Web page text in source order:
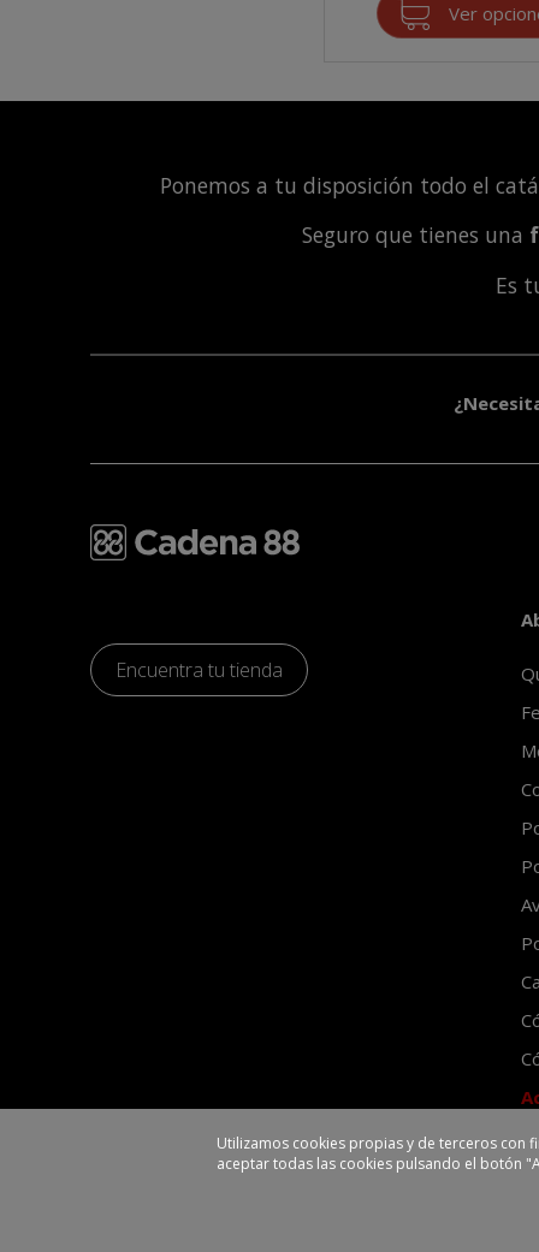
Ver
Ponemos a tu disposición todo el
Seguro que tienes una
Es
Encuentra tu tienda
Utilizamos cookies propias y de terceros con
aceptar todas las cookies pulsando el botón